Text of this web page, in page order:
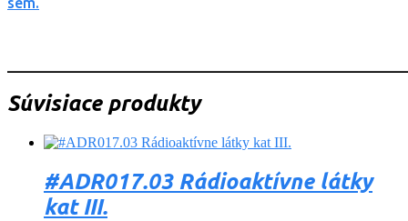
Súvisiace produkty
#ADR017.03 Rádioaktívne látky
kat III.